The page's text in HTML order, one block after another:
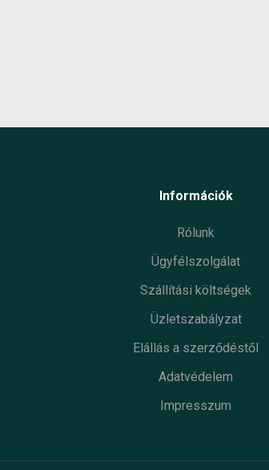
Információk
Rólunk
Ügyfélszolgálat
Szállítási költségek
Üzletszabályzat
Elállás a szerződéstől
Adatvédelem
Impresszum